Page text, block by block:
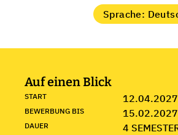
Sprache:
Auf einen Blick
START 12.04.2027
BEWERBUNG BIS 15.02.2027
DAUER 4